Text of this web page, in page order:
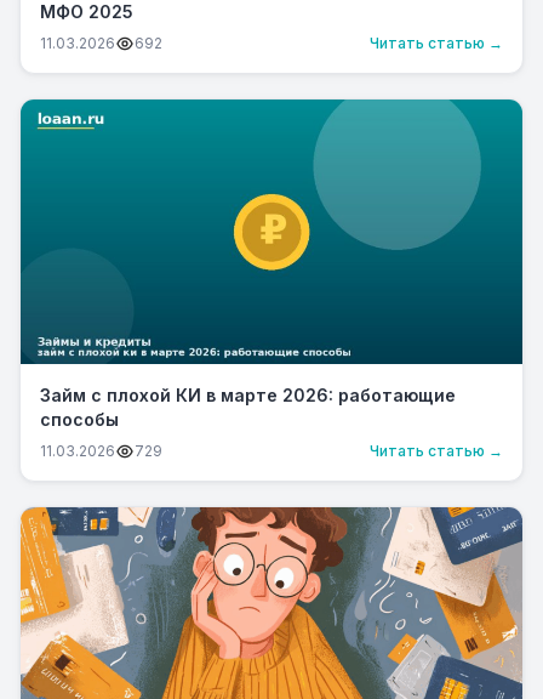
МФО 2025
11.03.2026 692 Читать статью →
Займ с плохой КИ в марте 2026: работающие
способы
11.03.2026 729 Читать статью →